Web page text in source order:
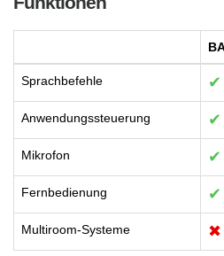
Sprachbefehle ✔
Anwendungssteuerung ✔
Mikrofon ✔
Fernbedienung ✔
Multiroom-Systeme ✖